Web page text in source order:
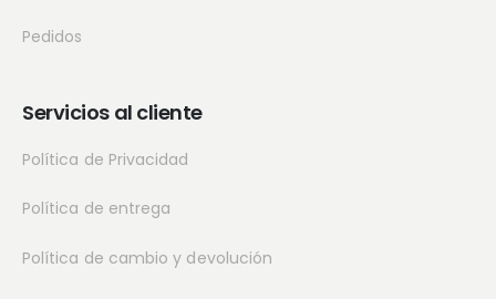
Pedidos
Servicios al cliente
Política de Privacidad
Política de entrega
Política de cambio y devolución